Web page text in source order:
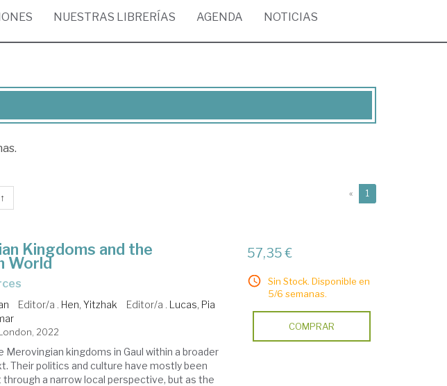
NUESTRAS LIBRERÍAS AGENDA NOTICIAS
↑ « 1
Kingdoms and the
World
Editor/a . Hen, Yitzhak Editor/a . Lucas, Pia
2022
Merovingian kingdoms in Gaul within a broader
Their politics and culture have mostly been
a narrow local perspective, but as the
57,35 €
Sin Stock. Disponible en
5/6 semanas.
COMPRAR